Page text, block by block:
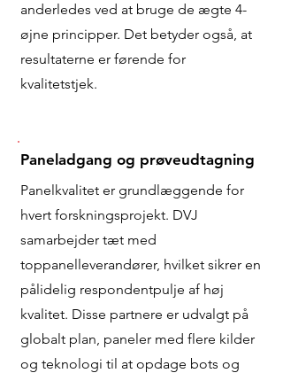
anderledes ved at bruge de ægte 4-
øjne principper. Det betyder også, at
resultaterne er førende for
kvalitetstjek.
Paneladgang og prøveudtagning
Panelkvalitet er grundlæggende for
hvert forskningsprojekt. DVJ
samarbejder tæt med
toppanelleverandører, hvilket sikrer en
pålidelig respondentpulje af høj
kvalitet. Disse partnere er udvalgt på
globalt plan, paneler med flere kilder
og teknologi til at opdage bots og